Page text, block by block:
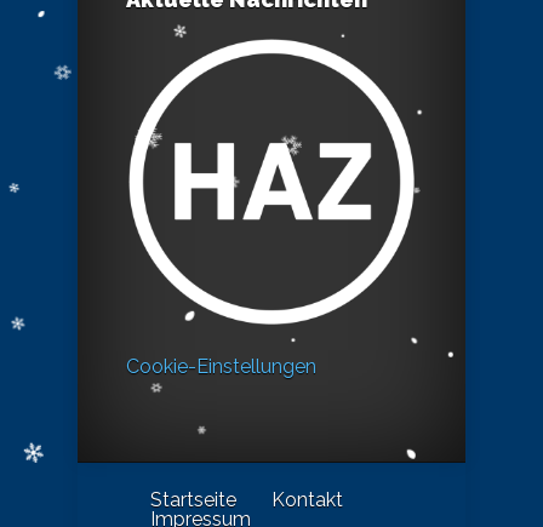
Cookie-Einstellungen
Startseite
Kontakt
Impressum